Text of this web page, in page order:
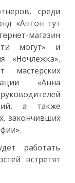
среди
«Антон тут
магазин
могут» и
«Ночлежка»,
мастерских
«Анна
а также
закончивших
работать
встретят